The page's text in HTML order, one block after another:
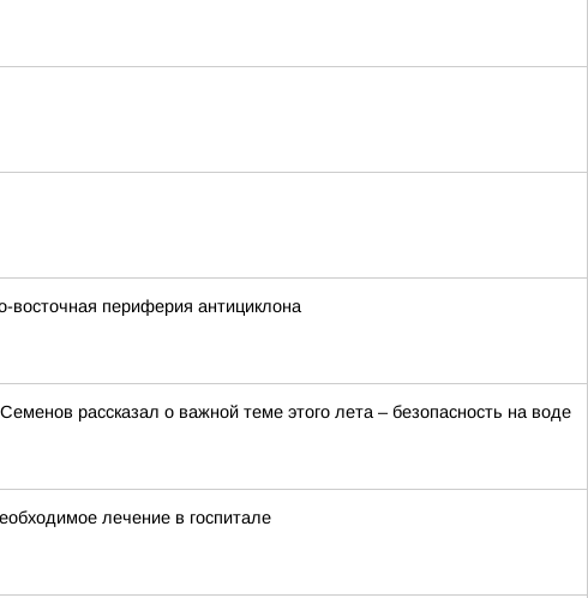
восточная периферия антициклона
рассказал о важной теме этого лета – безопасность на воде
лечение в госпитале